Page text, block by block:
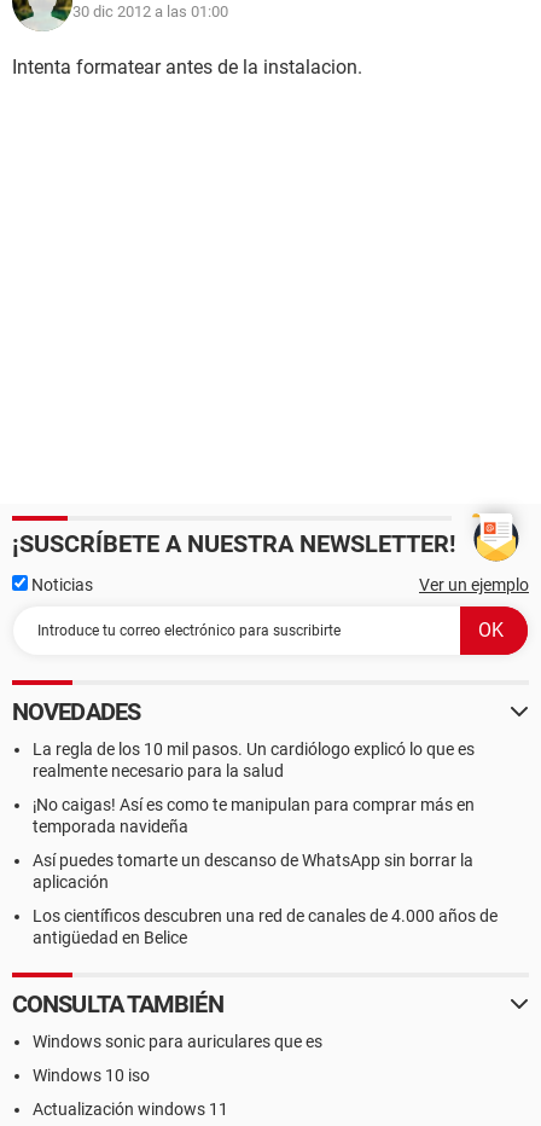
30 dic 2012 a las 01:00
Intenta formatear antes de la instalacion.
¡SUSCRÍBETE A NUESTRA NEWSLETTER!
Noticias Ver un ejemplo
NOVEDADES
La regla de los 10 mil pasos. Un cardiólogo explicó lo que es
realmente necesario para la salud
¡No caigas! Así es como te manipulan para comprar más en
temporada navideña
Así puedes tomarte un descanso de WhatsApp sin borrar la
aplicación
Los científicos descubren una red de canales de 4.000 años de
antigüedad en Belice
CONSULTA TAMBIÉN
Windows sonic para auriculares que es
Windows 10 iso
Actualización windows 11